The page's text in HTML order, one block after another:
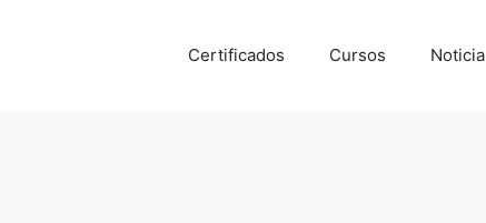
Certificados Cursos Noticia